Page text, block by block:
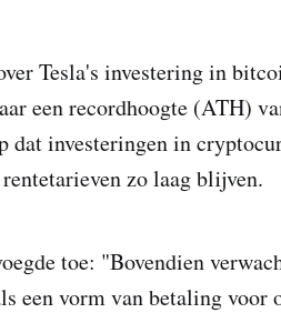
Tesla's investering in
een recordhoogte (ATH)
dat investeringen in
zo laag blijven.
toe: "Bovendien
een vorm van betaling voor